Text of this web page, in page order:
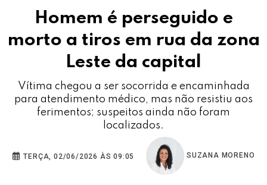
Homem é perseguido e
morto a tiros em rua da zona
Leste da capital
Vítima chegou a ser socorrida e encaminhada
para atendimento médico, mas não resistiu aos
ferimentos; suspeitos ainda não foram
localizados.
TERÇA, 02/06/2026 ÀS 09:05 SUZANA MORENO